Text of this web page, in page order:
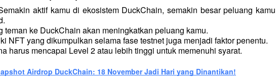
aktif kamu di ekosistem DuckChain, semakin besar peluang kamu
teman ke DuckChain akan meningkatkan peluang kamu.
NFT yang dikumpulkan selama fase testnet juga menjadi faktor penentu.
harus mencapai Level 2 atau lebih tinggi untuk memenuhi syarat.
Airdrop DuckChain: 18 November Jadi Hari yang Dinantikan!